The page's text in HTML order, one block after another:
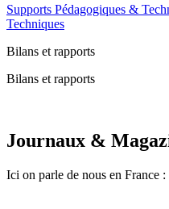
Supports Pédagogiques &
Techniques
Bilans et rapports
Bilans et rapports
Journaux &
Ici on parle de nous en France :